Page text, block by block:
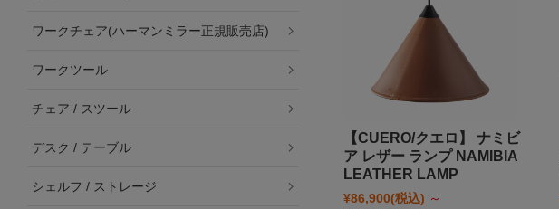
【CUERO/クエロ】 ナミビ
ア レザー ランプ NAMIBIA
LEATHER LAMP
¥86,900(税込) ～
ワークチェア(ハーマンミラー正規販売店)
ワークツール
チェア / スツール
デスク / テーブル
シェルフ / ストレージ